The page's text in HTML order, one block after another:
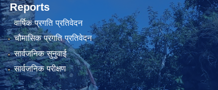
Reports
वार्षिक प्रगति प्रतिवेदन
चौमासिक प्रगति प्रतिवेदन
सार्वजनिक सुनुवाई
सार्वजनिक परीक्षण